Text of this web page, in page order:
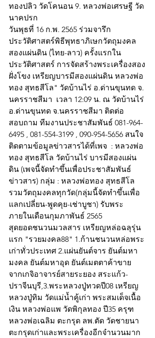
ทองปลิว วัดโคนอน 9. หลวงพ่อเศรษฐี วัด
นาคปรก
วันพุธที่ 16 ก.พ. 2565 ร่วมจารึก
ประวัติศาสตร์พิธีพุทธาภิเษกวัตถุมงคล
สองแผ่นดิน (ไทย-ลาว) ครั้งแรกใน
ประวัติศาสตร์ การจัดสร้างพระเครื่องสอง
ฝั่งโขง เหรียญบารมีสองแผ่นดิน หลวงพ่อ
ทอง สุทธสีโล" วัดบ้านไร่ อ.ด่านขุนทด จ.
นครราชสีมา  เวลา 12:09 น. ณ วัดบ้านไร่
อ.ด่านขุนทด จ.นครราชสีมา ติดต่อ
สอบถาม ทีมงานประชาสัมพันธ์ 081-964-
6495 , 081-554-3199 , 090-954-5656 สนใจ
ติดตามข้อมูลข่าวสารได้ที่เพจ  : หลวงพ่อ
ทอง สุทธสีโล วัดบ้านไร่ บารมีสองแผ่น
ดิน (เพจนี้จัดทำขึ้นเพื่อประชาสัมพันธ์
ข่าวสาร) กลุ่ม : หลวงพ่อทอง สุทธสีโล
รวมวัตถุมงคลทุกวัด(กลุ่มนี้จัดทำขึ้นเพื่อ
แลกเปลี่ยน-พูดคุย-เช่าบูชา) รับพระ
ภายในเดือนกุมภาพันธ์ 2565
สุดยอดชนวนมวลสาร เหรียญหล่อฉลุรุ่น
แรก "รวยมงคล88" 1.ก้านชนวนหล่อพระ
เก่าทั่วประเทศ 2.แผ่นยันต์จาร ยันต์มหา
มงคล ยันต์มหาอุด ยันต์เมตตาค้าขาย
จากเกจิอาจารย์สายระยอง สระแก้ว-
ปราจีนบุรี,3.พระหลวงปู่ทวดปี08 เหรียญ
หลวงปู่ทิม วัดแม่น้ำคู้เก่า พระสมเด็จเนื้อ
เงิน หลวงพ่อแพ วัดพิกุลทอง ปี35 ครุฑ
หลวงพ่อเฉลิม ตะกรุด ลพ.ตัด วัดชายนา
ตะกรุดเก่าและพระเครื่องอีกจำนวนมาก